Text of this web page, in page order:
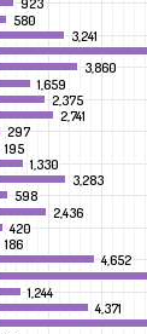
923
923
580
580
3,241
3,241
3,860
3,860
1,659
1,659
2,375
2,375
2,741
2,741
297
297
195
195
1,330
1,330
3,283
3,283
598
598
2,436
2,436
420
420
186
186
4,652
4,652
1,244
1,244
4,371
4,371